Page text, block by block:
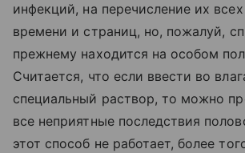
инфекций, на перечисление их
времени и страниц, но, пожалуй,
прежнему находится на особом
Считается, что если ввести во
специальный раствор, то можно
все неприятные последствия
этот способ не работает, более